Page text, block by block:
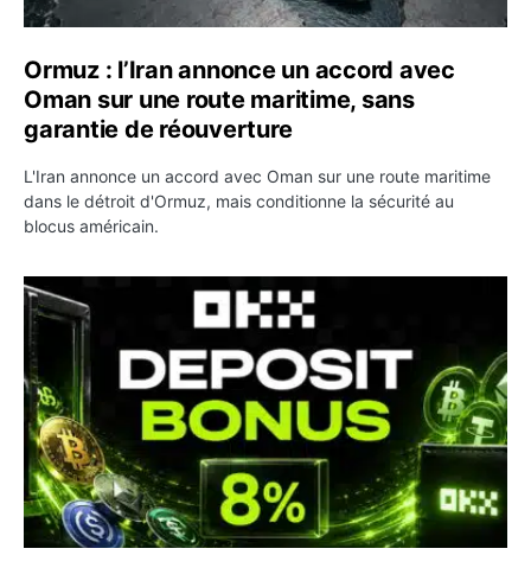
Ormuz : l’Iran annonce un accord avec
Oman sur une route maritime, sans
garantie de réouverture
L'Iran annonce un accord avec Oman sur une route maritime
dans le détroit d'Ormuz, mais conditionne la sécurité au
blocus américain.
OKX relance une campagne Deposit Bonus : jusqu’à 5